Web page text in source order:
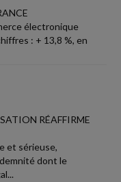
électronique
: + 13,8 %, en
RÉAFFIRME
et sérieuse,
dont le